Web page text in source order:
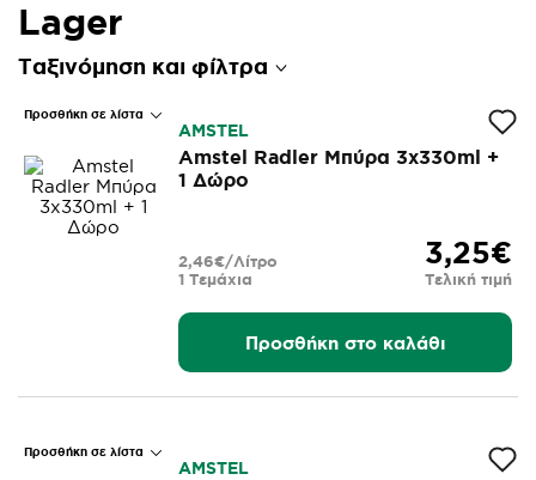
Lager
Ταξινόμηση και φίλτρα
Προσθήκη σε λίστα
AMSTEL
Amstel Radler Μπύρα 3x330ml +
1 Δώρο
3,25€
Τελική τιμή
1 Τεμάχια
2,46€/Λίτρο
Προσθήκη στο καλάθι
Προσθήκη σε λίστα
AMSTEL